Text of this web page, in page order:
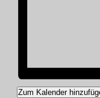
Zum Kalender